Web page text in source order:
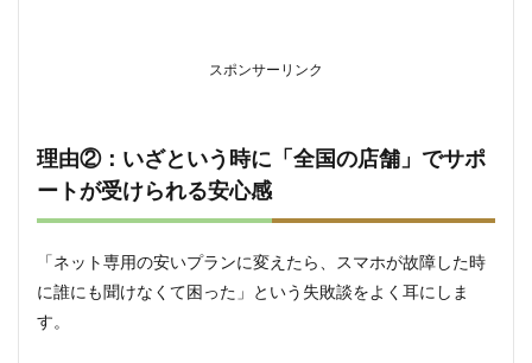
取り
扱い
が少
ない
があ
る
スポンサーリンク
理由②：いざという時に「全国の店舗」でサポ
ートが受けられる安心感
「ネット専用の安いプランに変えたら、スマホが故障した時
に誰にも聞けなくて困った」という失敗談をよく耳にしま
す。